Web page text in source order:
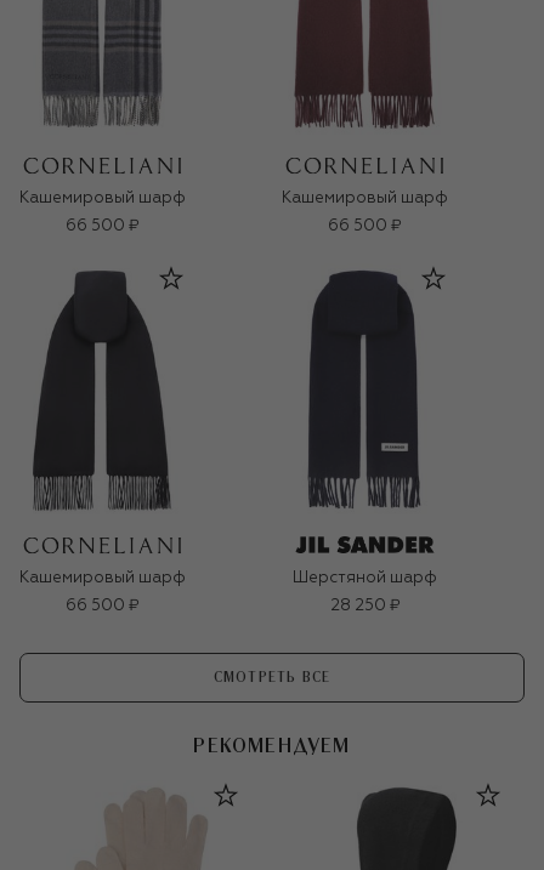
Кашемировый шарф
66 500 ₽
Кашемировый шарф
66 500 ₽
Кашемировый шарф
66 500 ₽
Шерстяной шарф
28 250 ₽
СМОТРЕТЬ ВСЕ
РЕКОМЕНДУЕМ